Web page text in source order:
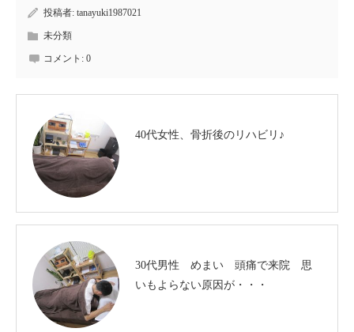
投稿者: tanayuki1987021
未分類
コメント: 0
40代女性、骨折後のリハビリ♪
30代男性 めまい 頭痛で来院 思
いもよらない原因が・・・